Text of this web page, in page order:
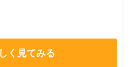
く見てみる